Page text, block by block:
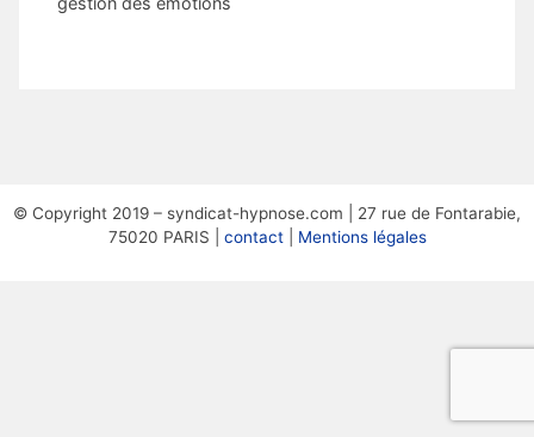
© Copyright 2019 – syndicat-hypnose.com | 27 rue de Fontarabie,
75020 PARIS | contact| Mentions légales